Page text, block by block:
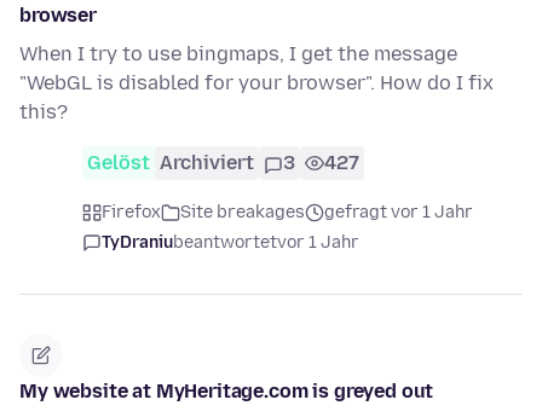
browser
When I try to use bingmaps, I get the message
"WebGL is disabled for your browser". How do I fix
this?
Gelöst Archiviert 3 427
Firefox Site breakages
gefragt vor 1 Jahr
TyDraniubeantwortetvor 1 Jahr
My website at MyHeritage.com is greyed out